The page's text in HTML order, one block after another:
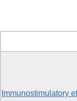
Immunostimulatory